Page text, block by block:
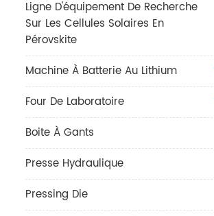
Ligne D'équipement De Recherche
Sur Les Cellules Solaires En
Pérovskite
Machine À Batterie Au Lithium
Four De Laboratoire
Boite À Gants
Presse Hydraulique
Pressing Die